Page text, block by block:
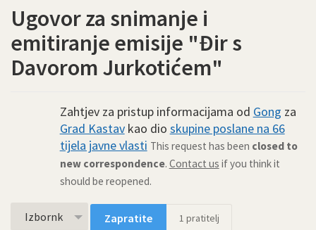
Ugovor za snimanje i
emitiranje emisije "Đir s
Davorom Jurkotićem"
Zahtjev za pristup informacijama od Gong za
Grad Kastavkao dio skupine poslane na 66
tijela javne vlasti This request has been closed to
new correspondence. Contact us if you think it
should be reopened.
Izbornk Zapratite 1 pratitelj